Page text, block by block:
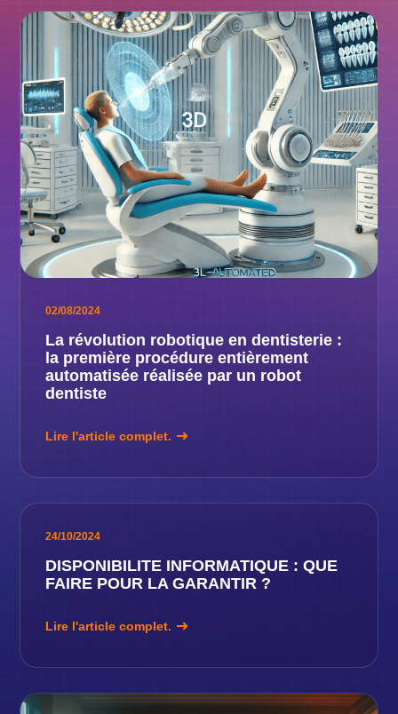
02/08/2024
La révolution robotique en dentisterie :
la première procédure entièrement
automatisée réalisée par un robot
dentiste
Lire l'article complet.
24/10/2024
DISPONIBILITE INFORMATIQUE : QUE
FAIRE POUR LA GARANTIR ?
Lire l'article complet.